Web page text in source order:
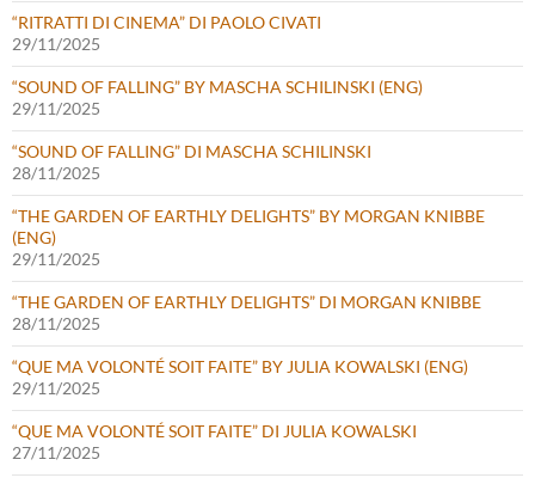
“RITRATTI DI CINEMA” DI PAOLO CIVATI
29/11/2025
“SOUND OF FALLING” BY MASCHA SCHILINSKI (ENG)
29/11/2025
“SOUND OF FALLING” DI MASCHA SCHILINSKI
28/11/2025
“THE GARDEN OF EARTHLY DELIGHTS” BY MORGAN KNIBBE
(ENG)
29/11/2025
“THE GARDEN OF EARTHLY DELIGHTS” DI MORGAN KNIBBE
28/11/2025
“QUE MA VOLONTÉ SOIT FAITE” BY JULIA KOWALSKI (ENG)
29/11/2025
“QUE MA VOLONTÉ SOIT FAITE” DI JULIA KOWALSKI
27/11/2025